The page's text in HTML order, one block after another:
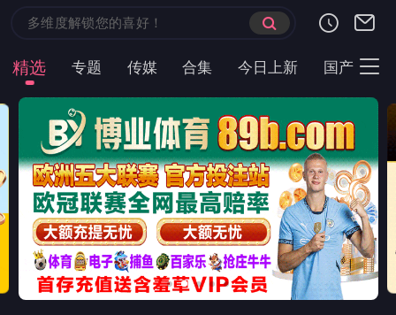
精选 专题 传媒 合集 今日上新 国产